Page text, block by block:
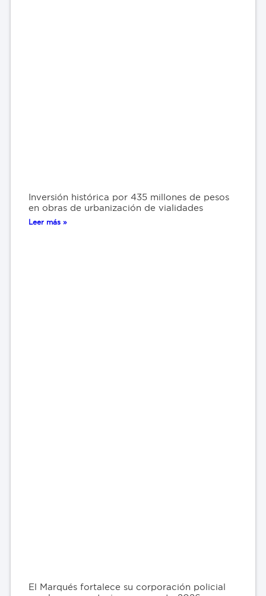
Inversión histórica por 435 millones de pesos
en obras de urbanización de vialidades
Leer más »
El Marqués fortalece su corporación policial